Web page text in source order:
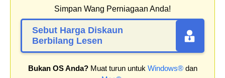
Simpan Wang Perniagaan Anda!
Sebut Harga Diskaun
Berbilang Lesen
Bukan OS Anda?Muat turun untuk Windows®dan